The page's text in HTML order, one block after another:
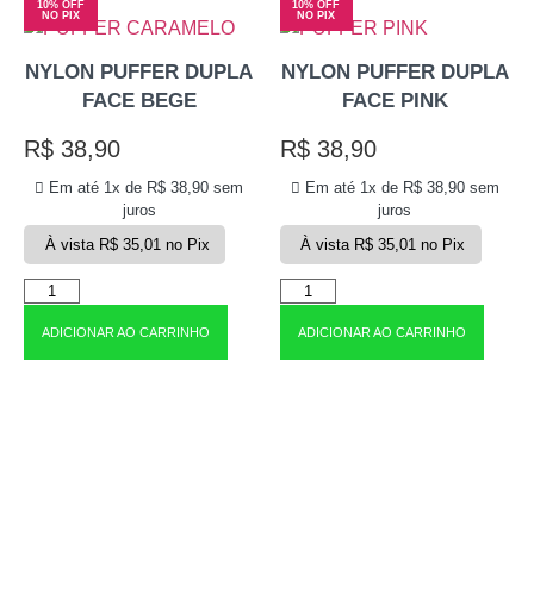
10% OFF
NO PIX
NYLON PUFFER DUPLA
FACE BEGE
R$ 38,90
Em até 1x de R$ 38,90 sem
juros
À vista R$35,01 no Pix
ADICIONAR AO CARRINHO
10% OFF
NO PIX
NYLON PUFFER DUPLA
FACE PINK
R$38,90
Em até 1x de R$38,90sem
juros
À vista R$ 35,01 no Pix
ADICIONAR AO CARRINHO